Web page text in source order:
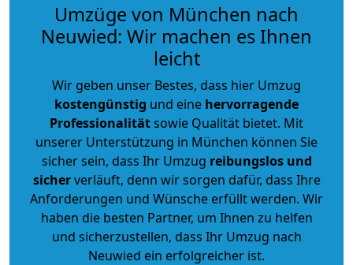
Umzüge von München nach
Neuwied: Wir machen es Ihnen
leicht
Wir geben unser Bestes, dass hier Umzug
kostengünstig und eine hervorragende
Professionalitätsowie Qualität bietet. Mit
unserer Unterstützung in München können Sie
sicher sein, dass Ihr Umzug reibungslos und
sicherverläuft, denn wir sorgen dafür, dass Ihre
Anforderungen und Wünsche erfüllt werden. Wir
haben die besten Partner, um Ihnen zu helfen
und sicherzustellen, dass Ihr Umzug nach
Neuwied ein erfolgreicher ist.